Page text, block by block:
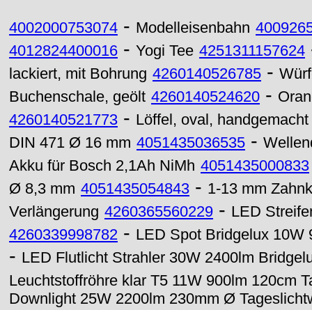
4002000753074 - Modelleisenbahn
4012824400016 - Yogi Tee 4251311157624
lackiert, mit Bohrung 4260140526785 -
Buchenschale, geölt 4260140524620 -
4260140521773 - Löffel, oval, handgemacht
DIN 471 Ø 16 mm 4051435036535 -
Akku für Bosch 2,1Ah NiMh 4051435000833
Ø 8,3 mm 4051435054843 - 1-13 mm
Verlängerung 4260365560229 - LED
4260339998782 - LED Spot Bridgelux 10W
- LED Flutlicht Strahler 30W 2400lm
Leuchtstoffröhre klar T5 11W 900lm 120cm
Downlight 25W 2200lm 230mm Ø